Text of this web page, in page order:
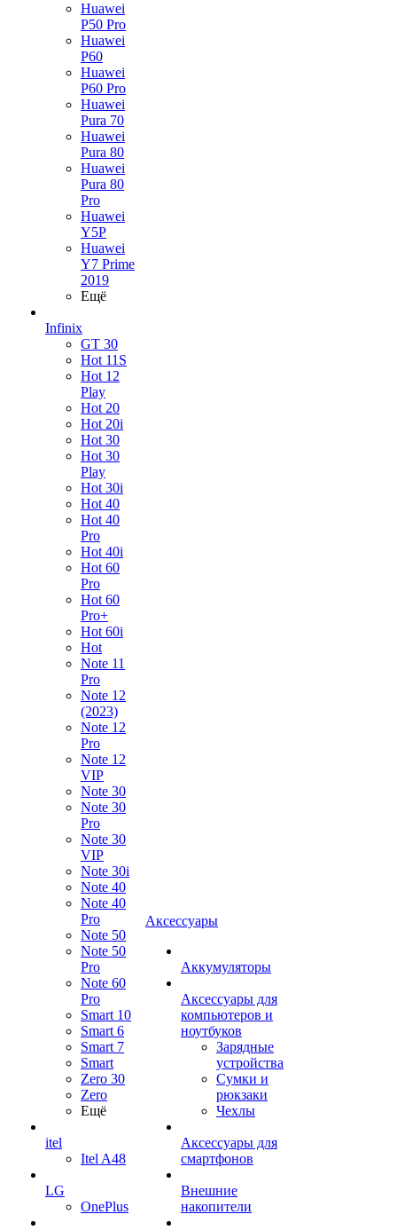
Huawei
P50 Pro
Huawei
P60
Huawei
P60 Pro
Huawei
Pura 70
Huawei
Pura 80
Huawei
Pura 80
Pro
Huawei
Y5P
Huawei
Y7 Prime
2019
Ещё
Infinix
GT 30
Hot 11S
Hot 12
Play
Hot 20
Hot 20i
Hot 30
Hot 30
Play
Hot 30i
Hot 40
Hot 40
Pro
Hot 40i
Hot 60
Pro
Hot 60
Pro+
Hot 60i
Hot
Note 11
Pro
Note 12
(2023)
Note 12
Pro
Note 12
VIP
Note 30
Note 30
Pro
Note 30
VIP
Note 30i
Note 40
Note 40
Pro
Note 50
Note 50
Pro
Note 60
Pro
Smart 10
Smart 6
Smart 7
Smart
Zero 30
Zero
Ещё
itel
Itel A48
LG
OnePlus
Аксессуары
Аккумуляторы
Аксессуары для
компьютеров и
ноутбуков
Зарядные
устройства
Сумки и
рюкзаки
Чехлы
Аксессуары для
смартфонов
Внешние
накопители